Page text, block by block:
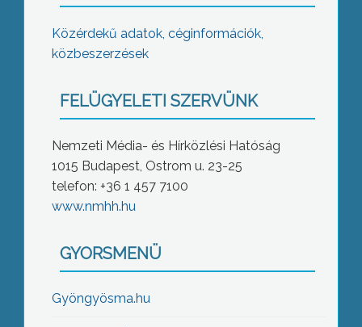
Közérdekű adatok, céginformációk,
közbeszerzések
FELÜGYELETI SZERVÜNK
Nemzeti Média- és Hírközlési Hatóság
1015 Budapest, Ostrom u. 23-25
telefon: +36 1 457 7100
www.nmhh.hu
GYORSMENÜ
Gyöngyösma.hu